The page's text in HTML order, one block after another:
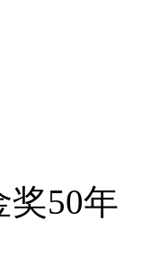
奖50年